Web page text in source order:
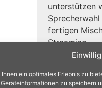
Ihnen ein optimales Erlebnis zu
Geräteinformationen zu speichern
unterstützen
fertigen
Streaming.